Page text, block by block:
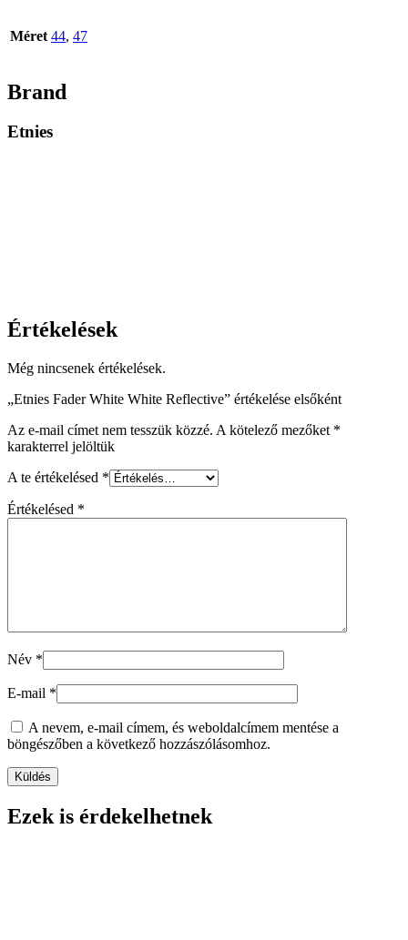
Méret 44, 47
Brand
Etnies
Értékelések
Még nincsenek értékelések.
„Etnies Fader White White Reflective” értékelése elsőként
Az e-mail címet nem tesszük közzé. A kötelező mezőket *
karakterrel jelöltük
A te értékelésed *
Értékelésed *
Név *
E-mail *
A nevem, e-mail címem, és weboldalcímem mentése a
böngészőben a következő hozzászólásomhoz.
Ezek is érdekelhetnek